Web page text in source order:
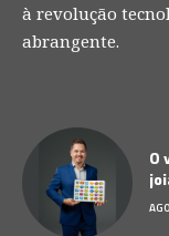
à revolução
abrangente.
O